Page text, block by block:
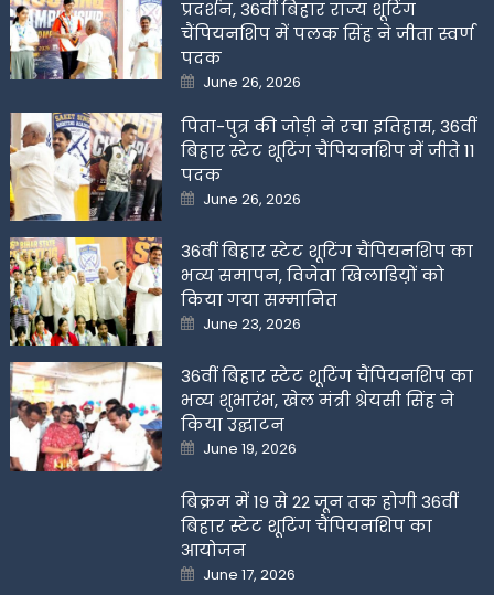
प्रदर्शन, 36वीं बिहार राज्य शूटिंग
चैंपियनशिप में पलक सिंह ने जीता स्वर्ण
पदक
Posted
on
June 26, 2026
पिता-पुत्र की जोड़ी ने रचा इतिहास, 36वीं
बिहार स्टेट शूटिंग चैंपियनशिप में जीते 11
पदक
Posted
on
June 26, 2026
36वीं बिहार स्टेट शूटिंग चैंपियनशिप का
भव्य समापन, विजेता खिलाडिय़ों को
किया गया सम्मानित
Posted
on
June 23, 2026
36वीं बिहार स्टेट शूटिंग चैंपियनशिप का
भव्य शुभारंभ, खेल मंत्री श्रेयसी सिंह ने
किया उद्घाटन
Posted
on
June 19, 2026
बिक्रम में 19 से 22 जून तक होगी 36वीं
बिहार स्टेट शूटिंग चैंपियनशिप का
आयोजन
Posted
on
June 17, 2026